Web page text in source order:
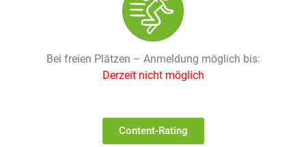
Bei freien Plätzen – Anmeldung möglich bis:
Derzeit nicht möglich
Content-Rating